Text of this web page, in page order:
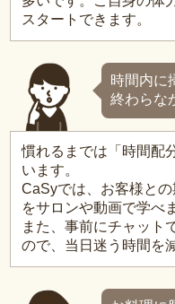
スタートできます。
時間内に
終わらな
慣れるまでは「時間配
います。
CaSyでは、お客様と
をサロンや動画で学べ
また、事前にチャット
ので、当日迷う時間を